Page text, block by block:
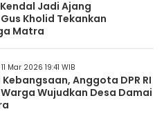
Jadi Ajang
Kholid Tekankan
Matra
Mar 2026 19:41 WIB
Anggota DPR RI
Wujudkan Desa Damai